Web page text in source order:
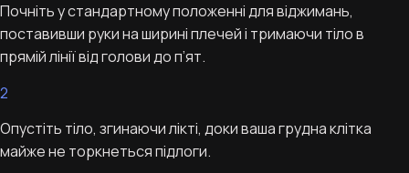
Почніть у стандартному положенні для віджимань,
поставивши руки на ширині плечей і тримаючи тіло в
прямій лінії від голови до п’ят.
2
Опустіть тіло, згинаючи лікті, доки ваша грудна клітка
майже не торкнеться підлоги.